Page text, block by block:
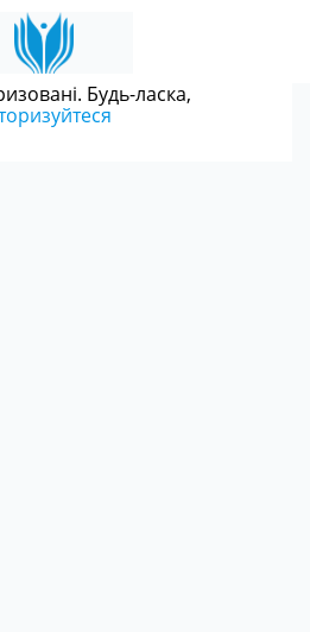
Будь-ласка,